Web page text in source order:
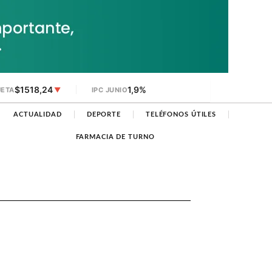
$1518,24▼ IPC JUNIO1,9%
ACTUALIDAD DEPORTE TELÉFONOS ÚTILES
FARMACIA DE TURNO